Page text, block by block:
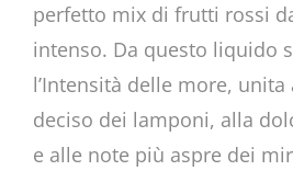
perfetto mix di frutti rossi
intenso. Da questo liquido
l’Intensità delle more, unita
deciso dei lamponi, alla
e alle note più aspre dei